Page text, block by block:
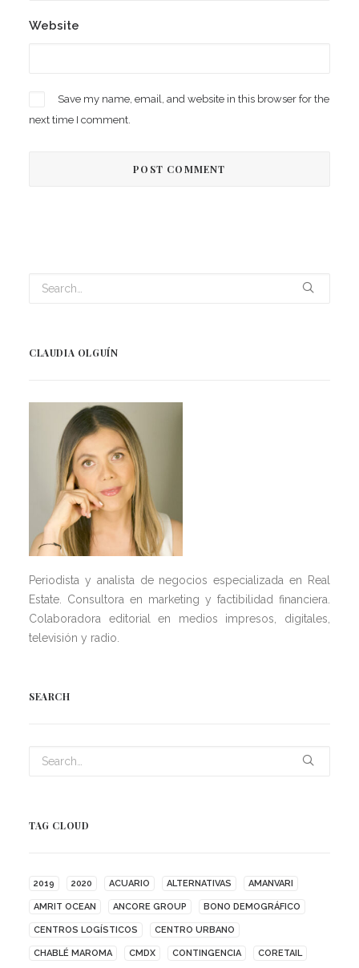
Website
Save my name, email, and website in this browser for the
next time I comment.
CLAUDIA OLGUÍN
Periodista y analista de negocios especializada en Real
Estate. Consultora en marketing y factibilidad financiera.
Colaboradora editorial en medios impresos, digitales,
televisión y radio.
SEARCH
TAG CLOUD
2019 2020 ACUARIO ALTERNATIVAS AMANVARI
AMRIT OCEAN ANCORE GROUP BONO DEMOGRÁFICO
CENTROS LOGÍSTICOS CENTRO URBANO
CHABLÉ MAROMA CMDX CONTINGENCIA CORETAIL